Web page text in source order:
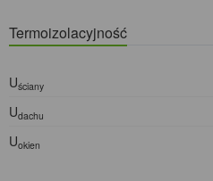
Termoizolacyjność
Uściany
Udachu
Uokien